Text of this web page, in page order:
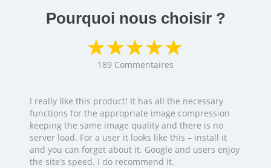
Pourquoi nous choisir ?
189 Commentaires
I really like this product! It has all the necessary
functions for the appropriate image compression
keeping the same image quality and there is no
server load. For a user it looks like this – install it
and you can forget about it. Google and users enjoy
the site’s speed. I do recommend it.